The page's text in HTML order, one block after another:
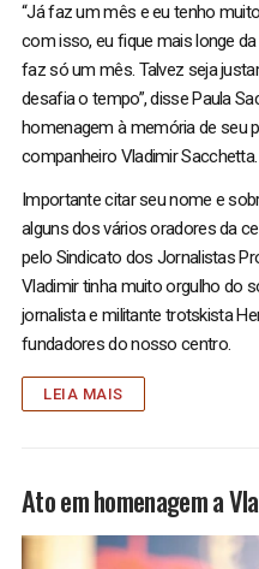
“Já faz um mês e eu tenho
com isso, eu fique mais longe
faz só um mês. Talvez seja
desafia o tempo”, disse Paula
homenagem à memória de seu
companheiro Vladimir Sacchetta.
Importante citar seu nome e
alguns dos vários oradores da
pelo Sindicato dos Jornalistas
Vladimir tinha muito orgulho do
jornalista e militante trotskista
fundadores do nosso centro.
LEIA MAIS
Ato em homenagem a